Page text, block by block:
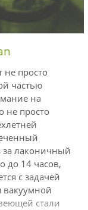
не просто
частью
на
не просто
за лаконичный
до 14 часов,
с задачей
вакуумной
стали